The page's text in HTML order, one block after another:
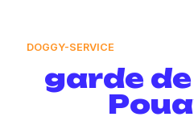
DOGGY-SERVICE
garde